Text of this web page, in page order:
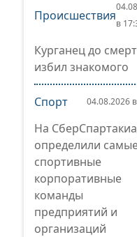
Происшествия
в
Курганец до
избил знакомого
Спорт 04.08.2026
На
определили
спортивные
корпоративные
команды
предприятий и
организаций